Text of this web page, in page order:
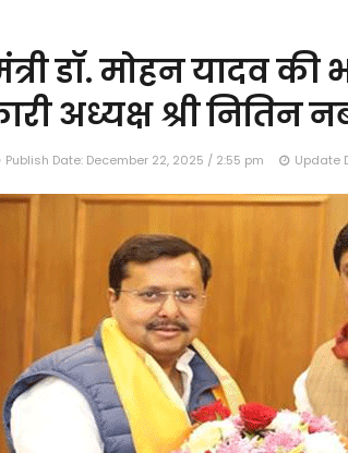
डॉ. मोहन यादव
अध्यक्ष श्री
Publish Date: December 22, 2025 / 2:55 pm Update